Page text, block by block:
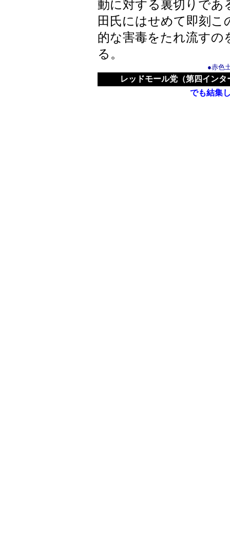
動に対する裏切りであ
田氏にはせめて即刻こ
的な害毒をたれ流す
る。
●赤色
レッドモール党（第四イン
でも結集